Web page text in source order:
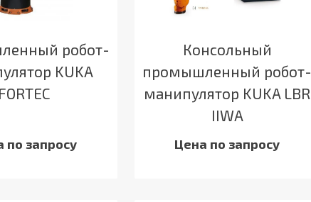
робот-
KUKA
FORTEC
по запросу
Консольный
промышленный робот-
манипулятор KUKA LBR
IIWA
Цена по запросу